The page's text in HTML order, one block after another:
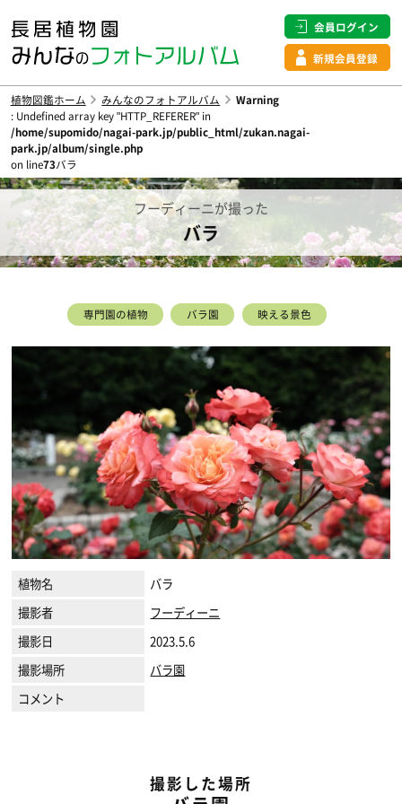
会員ログイン
新規会員登録
植物図鑑ホーム みんなのフォトアルバム
Warning
: Undefined array key "HTTP_REFERER" in
/home/supomido/nagai-park.jp/public_html/zukan.nagai-
park.jp/album/single.php
on line73バラ
フーディーニが撮った
バラ
専門園の植物 バラ園 映える景色
植物名
バラ
撮影者
フーディーニ
撮影日
2023.5.6
撮影場所
バラ園
コメント
撮影した場所